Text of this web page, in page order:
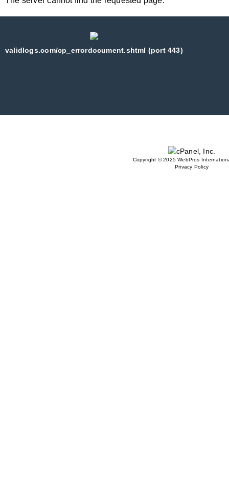
validlogs.com/cp_errordocument.shtml (port 443)
Copyright © 2025 WebPros
Privacy Policy